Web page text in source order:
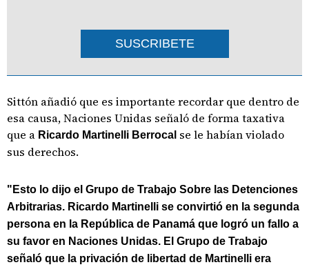
SUSCRIBETE
Sittón añadió que es importante recordar que dentro de
esa causa, Naciones Unidas señaló de forma taxativa
que a Ricardo Martinelli Berrocal se le habían violado
sus derechos.
"Esto lo dijo el Grupo de Trabajo Sobre las Detenciones
Arbitrarias. Ricardo Martinelli se convirtió en la segunda
persona en la República de Panamá que logró un fallo a
su favor en Naciones Unidas. El Grupo de Trabajo
señaló que la privación de libertad de Martinelli era